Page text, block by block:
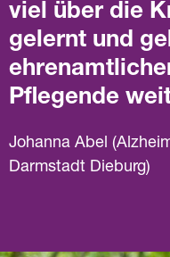
viel über die
gelernt und
Pflegende
Johanna Abel
Darmstadt Dieburg)